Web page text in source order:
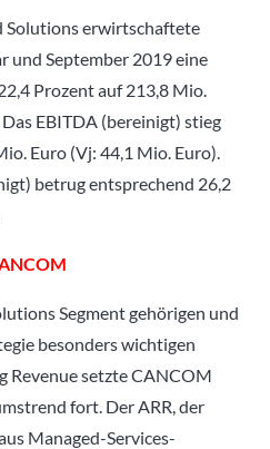
Solutions erwirtschaftete
und September 2019 eine
Prozent auf 213,8 Mio.
EBITDA (bereinigt) stieg
Euro (Vj: 44,1 Mio. Euro).
betrug entsprechend 26,2
Segment gehörigen und
besonders wichtigen
Revenue setzte CANCOM
fort. Der ARR, der
Managed-Services-